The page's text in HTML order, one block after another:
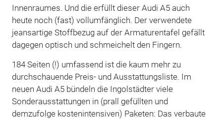
Innenraumes. Und die erfüllt dieser Audi A5 auch
heute noch (fast) vollumfänglich. Der verwendete
jeansartige Stoffbezug auf der Armaturentafel gefällt
dagegen optisch und schmeichelt den Fingern.
184 Seiten (!) umfassend ist die kaum mehr zu
durchschauende Preis- und Ausstattungsliste. Im
neuen Audi A5 bündeln die Ingolstädter viele
Sonderausstattungen in (prall gefüllten und
demzufolge kostenintensiven) Paketen: Das verbaute